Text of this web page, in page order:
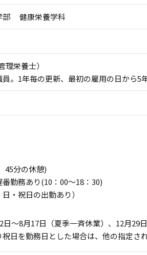
部 健康栄養学科
栄養士）
。1年毎の更新、最初の雇用の日から
45分の休憩)
勤務あり(10：00～18：30)
・祝日の出勤あり）
～8月17日（夏季一斉休業）、12月29
日を勤務日とした場合は、他の指定さ